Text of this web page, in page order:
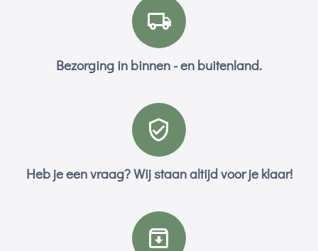
Bezorging in binnen - en buitenland.
Heb je een vraag? Wij staan altijd voor je klaar!